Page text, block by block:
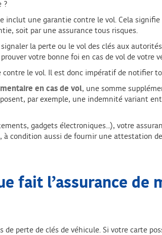
?
inclut une garantie contre le vol. Cela
soit par une assurance tous risques.
signaler la perte ou le vol des clés aux
votre bonne foi en cas de vol de votre
le vol. Il est donc impératif de notifier
en cas de vol, une somme
par exemple, une indemnité variant
gadgets électroniques...), votre
à condition aussi de fournir une attestation
fait l’assurance de
de perte de clés de véhicule. Si votre carte